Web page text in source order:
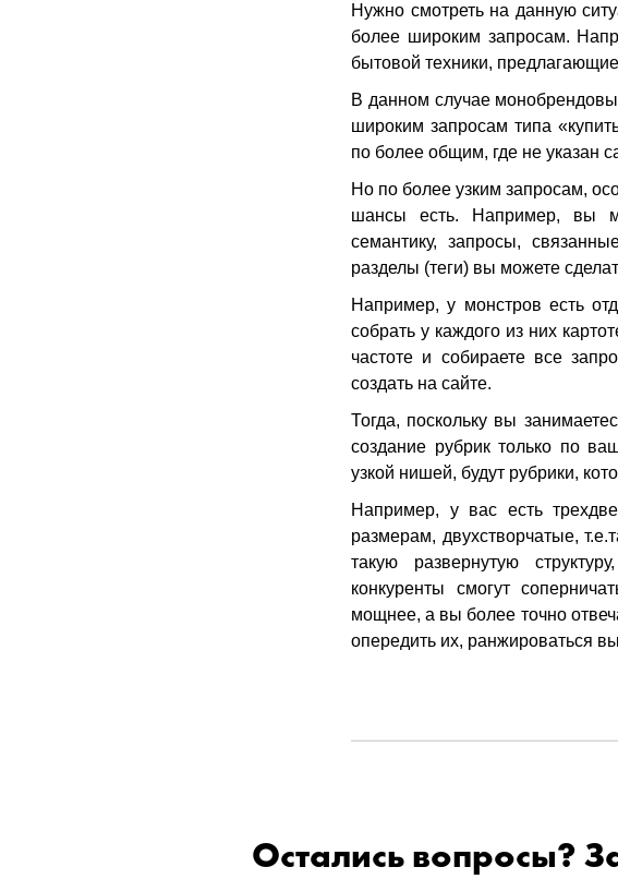
Нужно cмотреть на данную
более широким запросам.
бытовой техники,
В данном случае
широким запросам типа
по более общим, где не указан
Но по более узким запросам,
шансы есть. Например, вы
семантику, запросы,
разделы (теги) вы можете
Например, у монстров есть
собрать у каждого из них
частоте и собираете все
создать на сайте.
Тогда, поскольку вы
создание рубрик только по
узкой нишей, будут рубрики,
Например, у вас есть
размерам, двухстворчатые,
такую развернутую
конкуренты смогут
мощнее, а вы более точно
опередить их, ранжироваться
Остались вопросы?